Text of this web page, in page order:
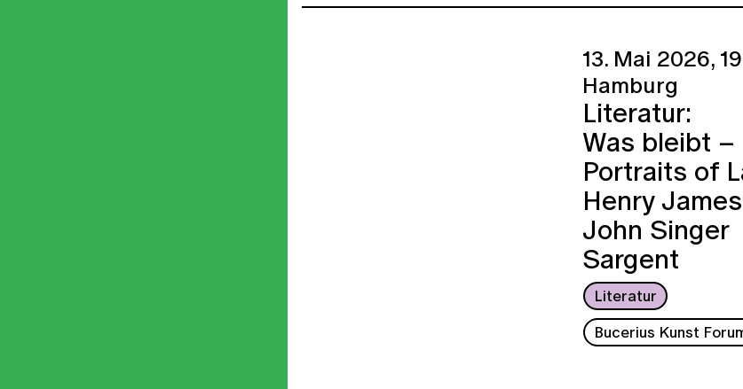
13. Mai 2026,
Hamburg
Literatur:
Was bleibt –
Portraits of
Henry
John Singer
Sargent
Literatur
Bucerius Kunst